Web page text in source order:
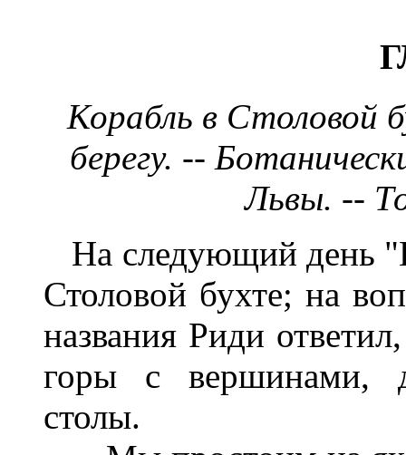
Корабль в Столовой
берегу. --
Львы. --
На следующий день
Столовой бухте; на
названия Риди
горы с вершинами,
столы.